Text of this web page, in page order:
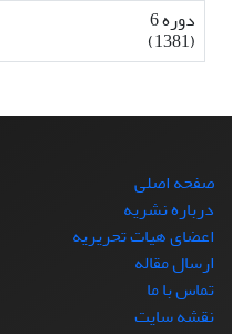
دوره 6
(1381)
صفحه اصلی
درباره نشریه
اعضای هیات تحریریه
ارسال مقاله
تماس با ما
نقشه سایت